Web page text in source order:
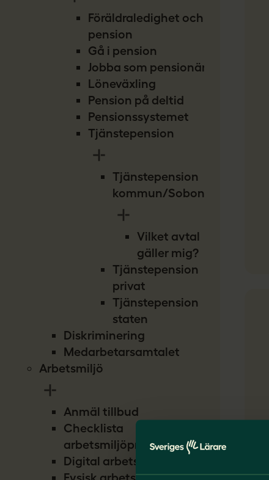
Föräldraledighet och
pension
Gå i pension
Jobba som pensionär
Löneväxling
Pension på deltid
Pensionssystemet
Tjänstepension
Tjänstepension
kommun/Sobona
Vilket avtal
gäller mig?
Tjänstepension
privat
Tjänstepension
staten
Diskriminering
Medarbetarsamtalet
Arbetsmiljö
Anmäl tillbud
Checklista
arbetsmiljöproblem
Digital arbetsmiljö